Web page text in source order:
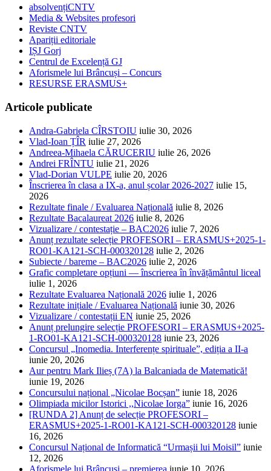
absolvențiCNTV
Media & Websites profesori
Reviste CNTV
Apariții editoriale
IȘJ Gorj
Centrul de Excelență GJ
Aforismele lui Brâncuși – Concurs
RESURSE ERASMUS+
Articole publicate
Andra-Gabriela CÎRSTOIU iulie 30, 2026
Vlad-Ioan ȚÎR iulie 27, 2026
Andreea-Mihaela CĂRUCERIU iulie 26, 2026
Andrei FRÎNTU iulie 21, 2026
Vlad-Dorian VULPE iulie 20, 2026
Înscrierea în clasa a IX-a, anul școlar 2026-2027 iulie 15,
2026
Rezultate finale / Evaluarea Națională iulie 8, 2026
Rezultate Bacalaureat 2026 iulie 8, 2026
Vizualizare / contestație – BAC2026 iulie 7, 2026
Anunț rezultate selecție PROFESORI – ERASMUS+2025-1-
RO01-KA121-SCH-000320128 iulie 2, 2026
Subiecte / bareme – BAC2026 iulie 2, 2026
Grafic completare opțiuni — înscrierea în învățământul liceal
iulie 1, 2026
Rezultate Evaluarea Națională 2026 iulie 1, 2026
Rezultate inițiale / Evaluarea Națională iunie 30, 2026
Vizualizare / contestații EN iunie 25, 2026
Anunț prelungire selecție PROFESORI – ERASMUS+2025-
1-RO01-KA121-SCH-000320128 iunie 23, 2026
Concursul „Inomedia. Interferențe spirituale”, ediția a II-a
iunie 20, 2026
Aur pentru Mark Ilieș (7A) la Balcaniada de Matematică!
iunie 19, 2026
Concursului național „Nicolae Bocșan” iunie 18, 2026
Olimpiada micilor Istorici ,,Nicolae Iorga” iunie 16, 2026
[RUNDA 2] Anunț de selecție PROFESORI –
ERASMUS+2025-1-RO01-KA121-SCH-000320128 iunie
16, 2026
Concursul Național de Informatică “Urmașii lui Moisil” iunie
12, 2026
Aforismele lui Brâncuși – premierea iunie 10, 2026